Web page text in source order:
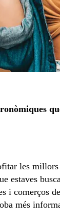
les
estaves
comerços
més